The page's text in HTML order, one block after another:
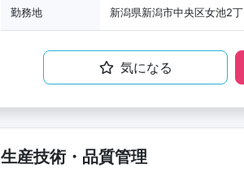
勤務地 新潟県新潟市中央区女池2
気になる
生産技術・品質管理